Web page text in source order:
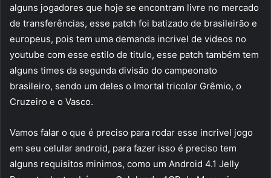
alguns jogadores que hoje se encontram livre no mercado
de transferências, esse patch foi batizado de brasileirão e
europeus, pois tem uma demanda incrivel de videos no
youtube com esse estilo de titulo, esse patch também tem
alguns times da segunda divisão do campeonato
brasileiro, sendo um deles o Imortal tricolor Grêmio, o
Cruzeiro e o Vasco.
Vamos falar o que é preciso para rodar esse incrivel jogo
em seu celular android, para fazer isso é preciso tem
alguns requisitos minimos, como um Android 4.1 Jelly